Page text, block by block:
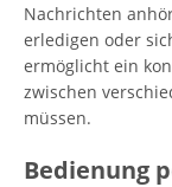
Nachrichten
erledigen oder
ermöglicht ein
zwischen
müssen.
Bedienung